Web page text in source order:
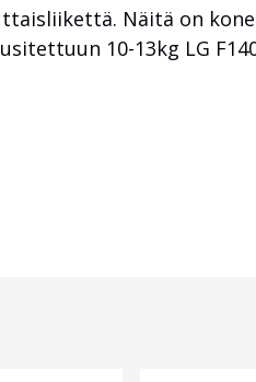
Näitä on
10-13kg LG